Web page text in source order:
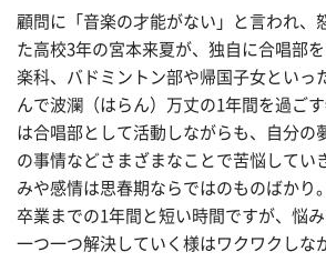
顧問に「音楽の才能がない」と言われ、
た高校3年の宮本来夏が、独自に合唱部
楽科、バドミントン部や帰国子女といっ
んで波瀾（はらん）万丈の1年間を過ご
は合唱部として活動しながらも、自分の
の事情などさまざまなことで苦悩してい
みや感情は思春期ならではのものばかり
卒業までの1年間と短い時間ですが、悩
一つ一つ解決していく様はワクワクしな